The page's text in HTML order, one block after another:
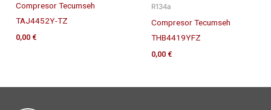
Compresor Tecumseh
TAJ4452Y-TZ
0,00 €
R134a
Compresor Tecumseh
THB4419YFZ
0,00 €